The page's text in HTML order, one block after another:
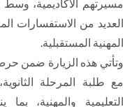
مسيرتهم الأكاديمية،
العديد من الاستفسارات
المهنية المستقبلية.
وتأتي هذه الزيارة ضمن
مع طلبة المرحلة
التعليمية والمهنية،